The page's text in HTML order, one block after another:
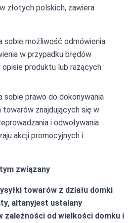
złotych polskich, zawiera
sobie możliwość odmówienia
w przypadku błędów
produktu lub rażących
sobie prawo do dokonywania
towarów znajdujących się w
i odwoływania
akcji promocyjnych i
związany
towarów z działu domki
altanyjest ustalany
zależności od wielkości domku i